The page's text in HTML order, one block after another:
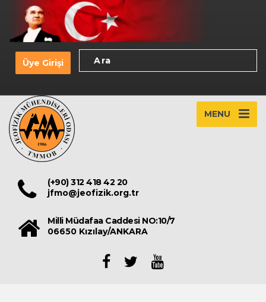
Üye Girişi
MENU
(+90) 312 418 42 20
jfmo@jeofizik.org.tr
Milli Müdafaa Caddesi NO:10/7
06650 Kızılay/ANKARA